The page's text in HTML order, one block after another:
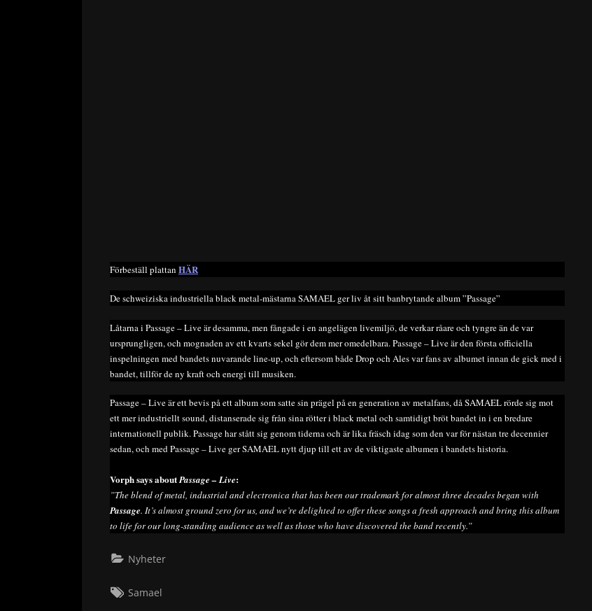
Förbeställ plattan HÄR
De schweiziska industriella black metal-mästarna SAMAEL ger liv åt sitt banbrytande album ”Passage”
Låtarna i Passage – Live är desamma, men fångade i en angelägen livemiljö, de verkar råare och tyngre än de var
ursprungligen, och mognaden av ett kvarts sekel gör dem mer omedelbara. Passage – Live är den första officiella
inspelningen med bandets nuvarande line-up, och eftersom både Drop och Ales var fans av albumet innan de gick med i
bandet, tillför de ny kraft och energi till musiken.
Passage – Live är ett bevis på ett album som satte sin prägel på en generation av metalfans, då SAMAEL rörde sig mot
ett mer industriellt sound, distanserade sig från sina rötter i black metal och samtidigt bröt bandet in i en bredare
internationell publik. Passage har stått sig genom tiderna och är lika fräsch idag som den var för nästan tre decennier
sedan, och med Passage – Live ger SAMAEL nytt djup till ett av de viktigaste albumen i bandets historia.
Vorph says aboutPassage – Live:
”The blend of metal, industrial and electronica that has been our trademark for almost three decades began with
Passage. It’s almost ground zero for us, and we’re delighted to offer these songs a fresh approach and bring this album
to life for our long-standing audience as well as those who have discovered the band recently.”
Nyheter
Tags:
Samael